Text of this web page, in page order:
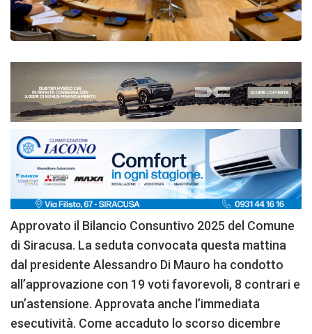
Approvato il Bilancio Consuntivo 2025 del Comune
di Siracusa. La seduta convocata questa mattina
dal presidente Alessandro Di Mauro ha condotto
all’approvazione con 19 voti favorevoli, 8 contrari e
un’astensione. Approvata anche l’immediata
esecutività. Come accaduto lo scorso dicembre